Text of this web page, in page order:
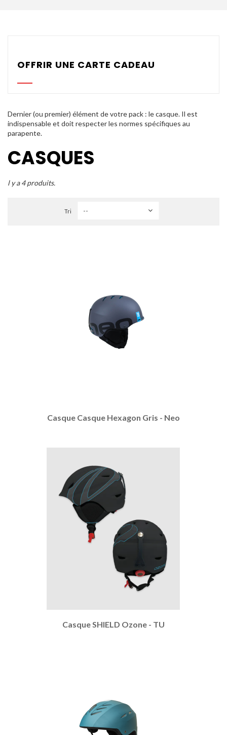
Accessoires
DÉMOS
OCCASIONS Parc École
PROMOTIONS
OFFRIR UNE CARTE CADEAU
Dernier (ou premier) élément de votre pack : le casque. Il est
indispensable et doit respecter les normes spécifiques au
parapente.
CASQUES
l y a 4 produits.
Tri
Casque Casque Hexagon Gris - Neo
Casque SHIELD Ozone - TU